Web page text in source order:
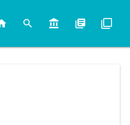
search account_balance library_books filter_none